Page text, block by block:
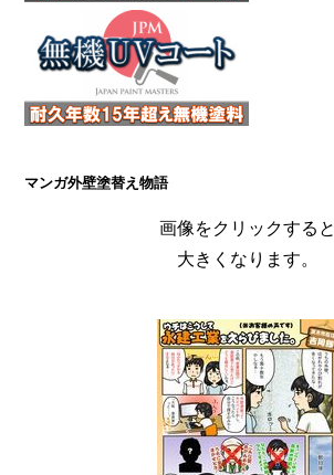
マンガ外壁塗替え物語
画像をクリックすると
大きくなります。